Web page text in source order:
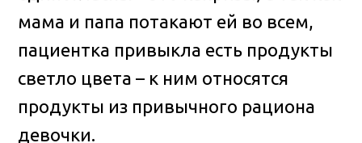
мама и папа потакают ей во всем,
пациентка привыкла есть продукты
светло цвета – к ним относятся
продукты из привычного рациона
девочки.